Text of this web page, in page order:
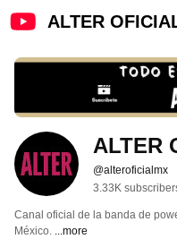
ALTER
ALTER
@alteroficialmx
3.33K
Canal oficial de la banda de
México. ...more